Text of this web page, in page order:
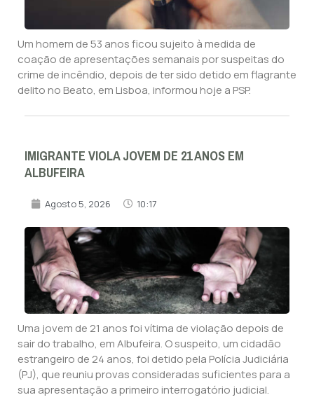
Um homem de 53 anos ficou sujeito à medida de
coação de apresentações semanais por suspeitas do
crime de incêndio, depois de ter sido detido em flagrante
delito no Beato, em Lisboa, informou hoje a PSP.
IMIGRANTE VIOLA JOVEM DE 21 ANOS EM
ALBUFEIRA
Agosto 5, 2026 10:17
Uma jovem de 21 anos foi vítima de violação depois de
sair do trabalho, em Albufeira. O suspeito, um cidadão
estrangeiro de 24 anos, foi detido pela Polícia Judiciária
(PJ), que reuniu provas consideradas suficientes para a
sua apresentação a primeiro interrogatório judicial.